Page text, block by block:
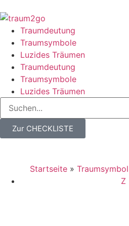
Traumdeutung
Traumsymbole
Luzides Träumen
Traumdeutung
Traumsymbole
Luzides Träumen
Zur CHECKLISTE
Startseite » Traumsymbol
Z